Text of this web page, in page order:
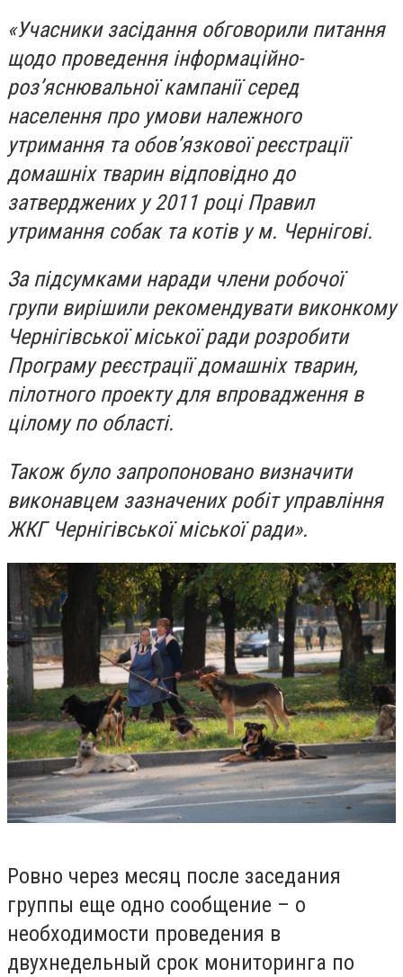
«Учасники засідання обговорили питання
щодо проведення інформаційно-
роз’яснювальної кампанії серед
населення про умови належного
утримання та обов’язкової реєстрації
домашніх тварин відповідно до
затверджених у 2011 році Правил
утримання собак та котів у м. Чернігові.
За підсумками наради члени робочої
групи вирішили рекомендувати виконкому
Чернігівської міської ради розробити
Програму реєстрації домашніх тварин,
пілотного проекту для впровадження в
цілому по області.
Також було запропоновано визначити
виконавцем зазначених робіт управління
ЖКГ Чернігівської міської ради».
Ровно через месяц после заседания
группы еще одно сообщение – о
необходимости проведения в
двухнедельный срок мониторинга по